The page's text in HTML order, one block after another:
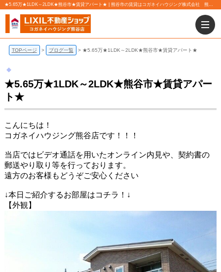
★5.65万★1LDK～2LDK★熊谷市★賃貸アパート★ | 熊谷市の賃貸はコガネイハウジング株式会社 熊谷店にお任せ下さい！
TOPページ ブログ一覧 ★5.65万★1LDK～2LDK★熊谷市★賃貸アパート★
★5.65万★1LDK～2LDK★熊谷市★賃貸アパー
ト★
こんにちは！
コガネイハウジング熊谷店です！！！
当店ではビデオ通話を用いたオンライン内見や、契約書の
郵送やり取り等を行っております。
遠方のお客様もどうぞご安心ください
↓本日ご紹介するお部屋はコチラ！↓
【外観】